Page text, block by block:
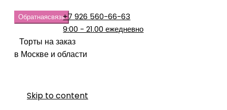
Обратнаясвязь+7 926 560-66-63
9:00 - 21.00 ежедневно
Торты на заказ
в Москве и области
Skip to content